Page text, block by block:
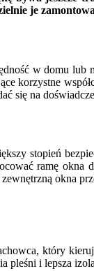
je
w domu
korzystne
się na
stopień
ramę
okna
który
i lepsza